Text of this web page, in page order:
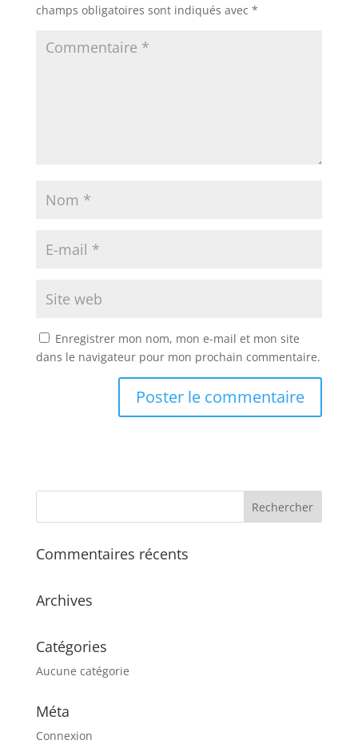
champs obligatoires sont indiqués avec *
Enregistrer mon nom, mon e-mail et mon site
dans le navigateur pour mon prochain commentaire.
Commentaires récents
Archives
Catégories
Aucune catégorie
Méta
Connexion